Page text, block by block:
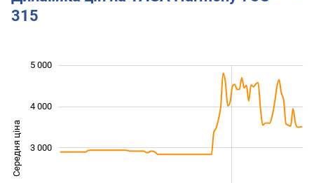
315
Середня ціна 1 500
3 000
4 000
5 000